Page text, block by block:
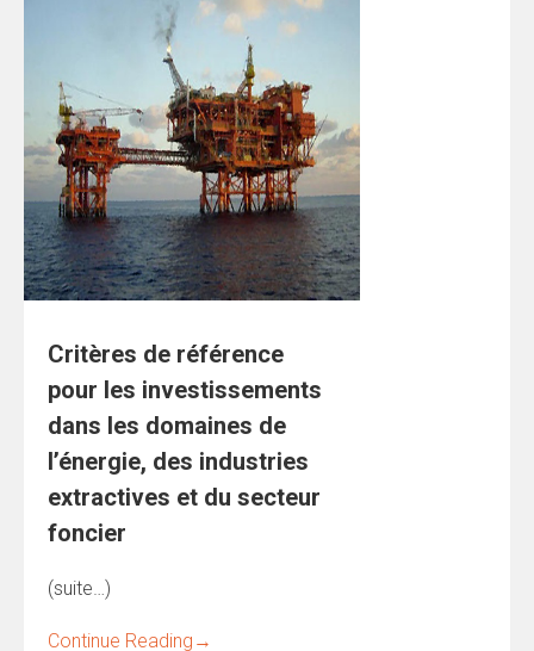
Critères de référence
pour les investissements
dans les domaines de
l’énergie, des industries
extractives et du secteur
foncier
(suite…)
Continue Reading →